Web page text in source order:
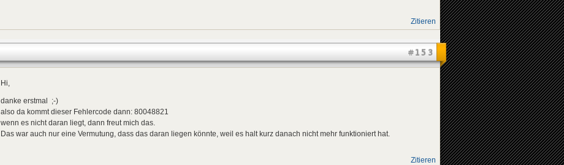
Zitieren
#153
Hi,
danke erstmal ;-)
also da kommt dieser Fehlercode dann: 80048821
wenn es nicht daran liegt, dann freut mich das.
Das war auch nur eine Vermutung, dass das daran liegen könnte, weil es halt kurz danach nicht mehr funktioniert hat.
Zitieren